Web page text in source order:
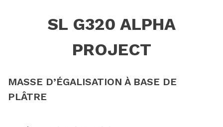
SL G320 ALPHA
PROJECT
MASSE D’ÉGALISATION À BASE DE
PLÂTRE